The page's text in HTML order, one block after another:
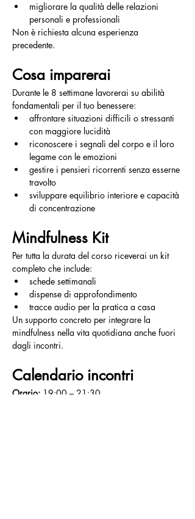
migliorare la qualità delle relazioni
personali e professionali
Non è richiesta alcuna esperienza
precedente.
Cosa imparerai
Durante le 8 settimane lavorerai su abilità
fondamentali per il tuo benessere:
affrontare situazioni difficili o stressanti
con maggiore lucidità
riconoscere i segnali del corpo e il loro
legame con le emozioni
gestire i pensieri ricorrenti senza esserne
travolto
sviluppare equilibrio interiore e capacità
di concentrazione
Mindfulness Kit
Per tutta la durata del corso riceverai un kit
completo che include:
schede settimanali
dispense di approfondimento
tracce audio per la pratica a casa
Un supporto concreto per integrare la
mindfulness nella vita quotidiana anche fuori
dagli incontri.
Calendario incontri
Orario: 19:00 – 21:30